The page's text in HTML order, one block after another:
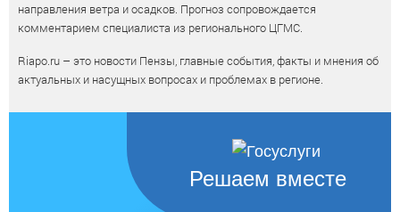
направления ветра и осадков. Прогноз сопровождается
комментарием специалиста из регионального ЦГМС.
Riapo.ru – это новости Пензы, главные события, факты и мнения об
актуальных и насущных вопросах и проблемах в регионе.
Решаем вместе